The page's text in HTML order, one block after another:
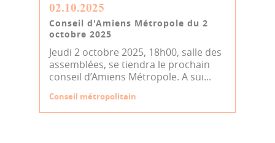
02.10.2025
Conseil d'Amiens Métropole du 2
octobre 2025
Jeudi 2 octobre 2025, 18h00, salle des
assemblées, se tiendra le prochain
conseil d’Amiens Métropole. A sui...
Conseil métropolitain